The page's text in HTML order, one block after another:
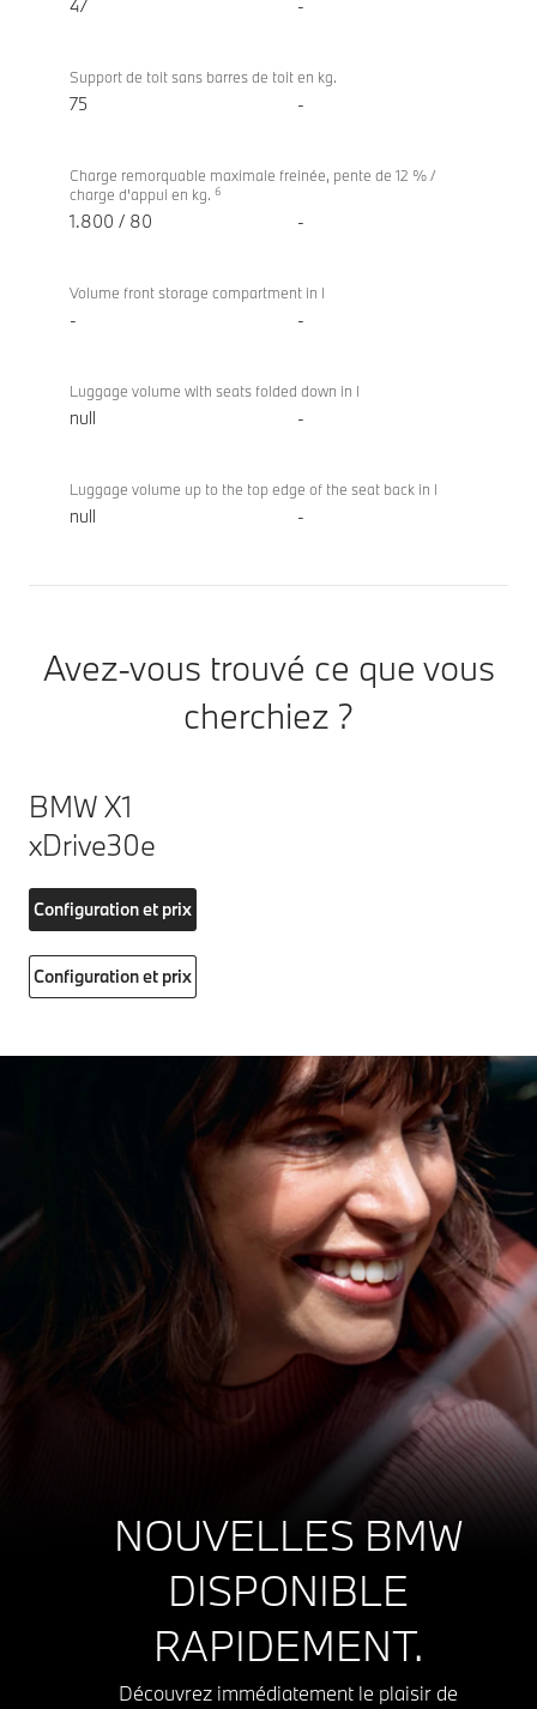
47 -
Support de toit sans barres de toit en kg.
75 -
Charge remorquable maximale freinée, pente de 12 % /
charge d'appui en kg. 6
1.800 / 80 -
Volume front storage compartment in l
- -
Luggage volume with seats folded down in l
null -
Luggage volume up to the top edge of the seat back in l
null -
Avez-vous trouvé ce que vous
cherchiez ?
BMW X1
xDrive30e
Configuration et prix
Configuration et prix
NOUVELLES BMW
DISPONIBLE
RAPIDEMENT.
Découvrez immédiatement le plaisir de